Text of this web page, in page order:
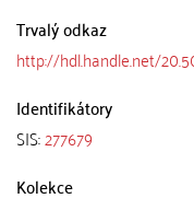
Trvalý odkaz
http://hdl.handle.net/
Identifikátory
SIS:277679
Kolekce